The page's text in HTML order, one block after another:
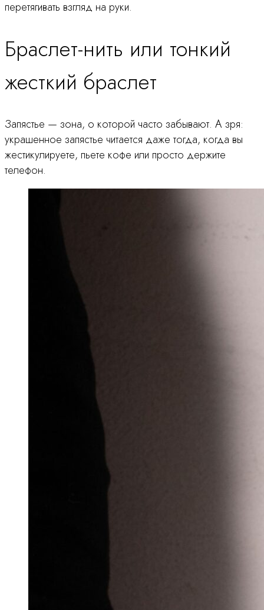
перетягивать взгляд на руки.
Браслет-нить или тонкий
жесткий браслет
Запястье — зона, о которой часто забывают. А зря:
украшенное запястье читается даже тогда, когда вы
жестикулируете, пьете кофе или просто держите
телефон.